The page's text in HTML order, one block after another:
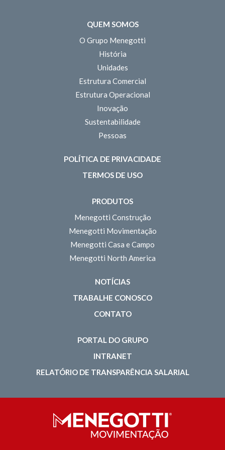
QUEM SOMOS
O Grupo Menegotti
História
Unidades
Estrutura Comercial
Estrutura Operacional
Inovação
Sustentabilidade
Pessoas
POLÍTICA DE PRIVACIDADE
TERMOS DE USO
PRODUTOS
Menegotti Construção
Menegotti Movimentação
Menegotti Casa e Campo
Menegotti North America
NOTÍCIAS
TRABALHE CONOSCO
CONTATO
PORTAL DO GRUPO
INTRANET
RELATÓRIO DE TRANSPARÊNCIA SALARIAL